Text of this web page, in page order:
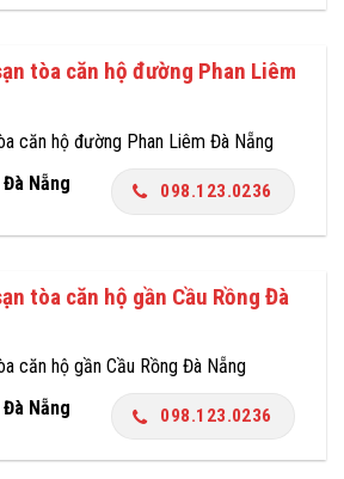
tòa căn hộ đường Phan Liêm
căn hộ đường Phan Liêm Đà Nẵng
Nẵng
098.123.0236
tòa căn hộ gần Cầu Rồng Đà
căn hộ gần Cầu Rồng Đà Nẵng
Nẵng
098.123.0236